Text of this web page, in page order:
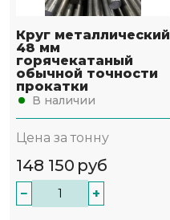
Круг металлический
48 мм
горячекатаный
обычной точности
прокатки
В наличии
Цена за тонну
148 150 руб
− +